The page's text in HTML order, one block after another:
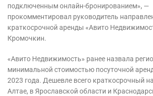
подключенным онлайн-бронированием», —
прокомментировал руководитель
краткосрочной аренды «Авито
Кромочкин.
«Авито Недвижимость» ранее назвала
минимальной стоимостью посуточной
2023 года. Дешевле всего краткосрочный
Алтае, в Ярославской области и